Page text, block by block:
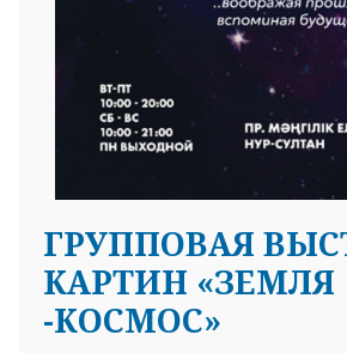
ГРУППОВАЯ
КАРТИН «ЗЕМЛЯ
-КОСМОС»